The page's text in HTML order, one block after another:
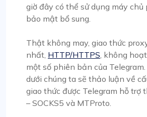
giờ đây có thể sử dụng máy chủ
bảo mật bổ sung.
Thật không may, giao thức
nhất, HTTP/HTTPS , không
một số phiên bản của
dưới chúng ta sẽ thảo luận về
giao thức được Telegram hỗ trợ
– SOCKS5 và MTProto.